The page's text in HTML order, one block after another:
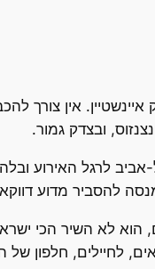
כולם חוגגים יומולדת 70
ובצדק גמור.
להסביר מדוע
לא השיר הכי
לחיילים, חלפון